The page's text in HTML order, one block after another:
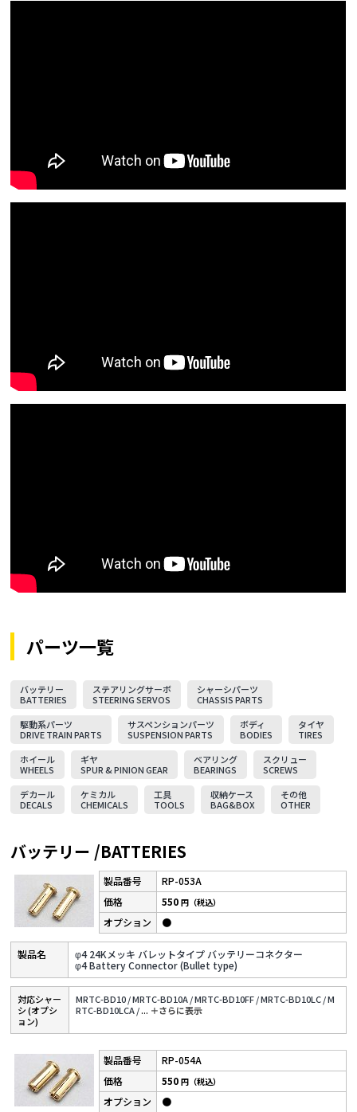
パーツ一覧
バッテリー
BATTERIES
ステアリングサーボ
STEERING SERVOS
シャーシパーツ
CHASSIS PARTS
駆動系パーツ
DRIVE TRAIN PARTS
サスペンションパーツ
SUSPENSION PARTS
ボディ
BODIES
タイヤ
TIRES
ホイール
WHEELS
ギヤ
SPUR & PINION GEAR
ベアリング
BEARINGS
スクリュー
SCREWS
デカール
DECALS
ケミカル
CHEMICALS
工具
TOOLS
収納ケース
BAG&BOX
その他
OTHER
バッテリー /BATTERIES
RP-053A
φ4 24Kメッキ バレットタイプ バッテリーコネクター
φ4 Battery Connector (Bullet type)
550円（税込）
●
対応シャー
シ (オプシ
ョン)
MRTC-BD10 /MRTC-BD10A /MRTC-BD10FF /MRTC-BD10LC /M
RTC-BD10LCA /... ＋さらに表⽰
RP-054A
550円（税込）
●